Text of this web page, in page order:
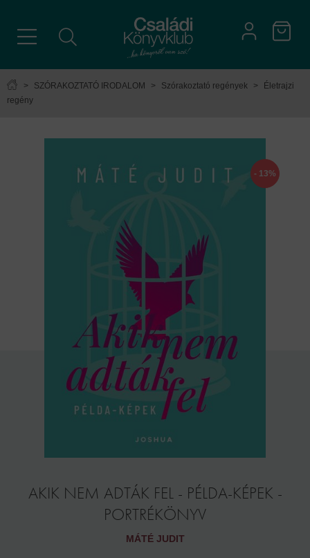
> SZÓRAKOZTATÓ IRODALOM > Szórakoztató regények >
Életrajzi
regény
- 13%
AKIK NEM ADTÁK FEL - PÉLDA-KÉPEK -
PORTRÉKÖNYV
MÁTÉ JUDIT